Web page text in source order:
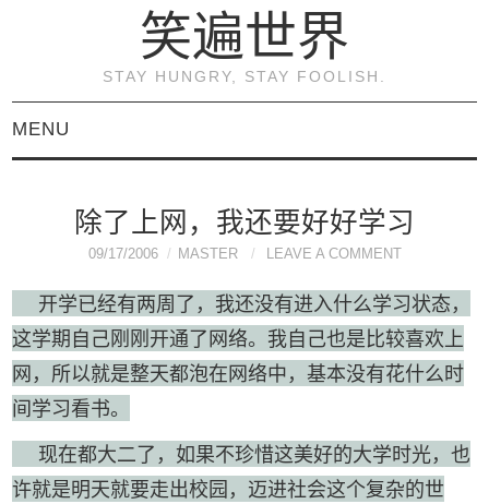
笑遍世界
STAY HUNGRY, STAY FOOLISH.
MENU
KVM虚拟化原理与实践
（连载）
《KVM虚拟化技术：实
战与原理解析》
关于本博客
除了上网，我还要好好学习
09/17/2006 MASTER LEAVE A COMMENT
开学已经有两周了，我还没有进入什么学习状态，
这学期自己刚刚开通了网络。我自己也是比较喜欢上
网，所以就是整天都泡在网络中，基本没有花什么时
间学习看书。
现在都大二了，如果不珍惜这美好的大学时光，也
许就是明天就要走出校园，迈进社会这个复杂的世